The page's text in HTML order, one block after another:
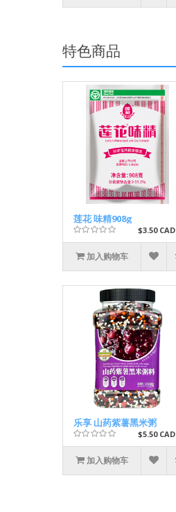
特色商品
莲花 味精908g
$3.50 CAD
加入购物车
乐享 山药紫薯黑米粥
$5.50 CAD
加入购物车